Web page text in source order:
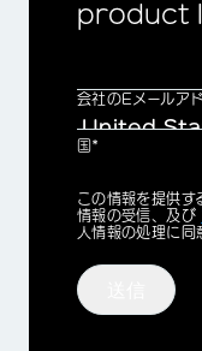
product
会社のEメールア
国*
Privacy
Optin
この情報を提供す
情報の受信、及び
人情報の処理に同